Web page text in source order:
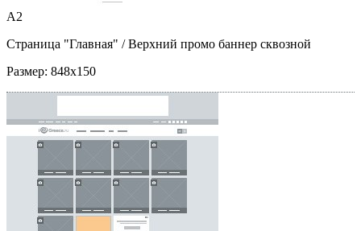
A2
Страница "Главная" / Верхний промо баннер сквозной
Размер: 848x150